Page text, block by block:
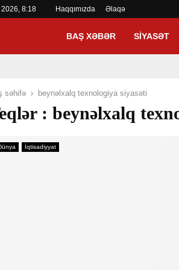
2026, 8:18 Haqqımızda Əlaqə
BAŞ XƏBƏR SIYASƏT
səhifə beynəlxalq texnologiya siyasəti
: beynəlxalq
İqtisadiyyat